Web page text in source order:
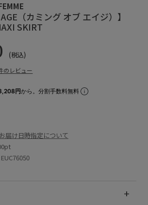
AGE（カミング オブ エイジ）】
SKIRT
(税込)
のレビュー
円から。分割手数料無料
届け日時指定について